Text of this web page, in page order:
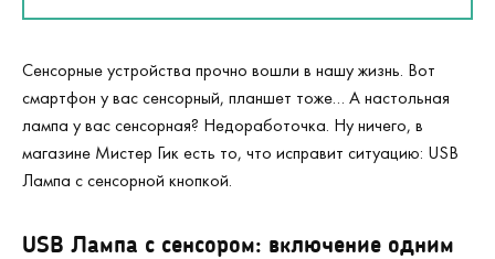
Сенсорные устройства прочно вошли в нашу жизнь. Вот
смартфон у вас сенсорный, планшет тоже… А настольная
лампа у вас сенсорная? Недоработочка. Ну ничего, в
магазине Мистер Гик есть то, что исправит ситуацию: USB
Лампа с сенсорной кнопкой.
USB Лампа с сенсором: включение одним